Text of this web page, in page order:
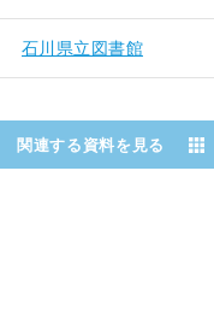
石川県立図書館
関連する資料を見る